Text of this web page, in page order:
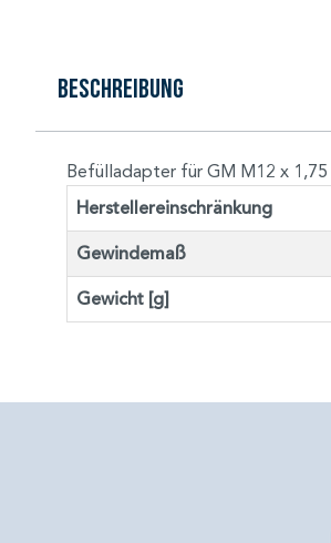
Beschreibung
Befülladapter für GM M12 x 1,75
Herstellereinschränkung
Gewindemaß
Gewicht [g]